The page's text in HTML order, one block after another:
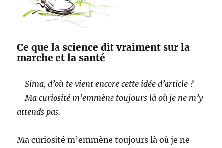
Ce que la science dit vraiment sur la
marche et la santé
– Sima, d’où te vient encore cette idée d’article ?
– Ma curiosité m’emmène toujours là où je ne m’y
attends pas.
Ma curiosité m’emmène toujours là où je ne